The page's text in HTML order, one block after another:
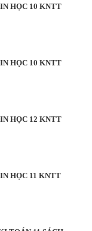
HỌC 10 KNTT
HỌC 10 KNTT
HỌC 12 KNTT
HỌC 11 KNTT